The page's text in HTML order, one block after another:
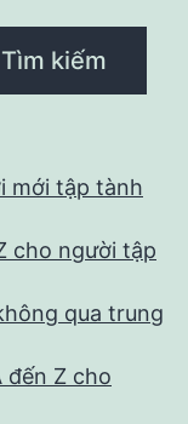
Tìm kiếm
mới tập tành
cho người tập
qua trung
đến Z cho